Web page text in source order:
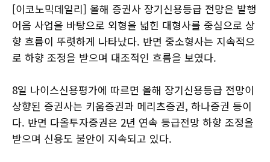
[이코노믹데일리] 올해 증권사 장기신용등급 전망은 발행
어음 사업을 바탕으로 외형을 넓힌 대형사를 중심으로 상
향 흐름이 뚜렷하게 나타났다. 반면 중소형사는 지속적으
로 하향 조정을 받으며 대조적인 흐름을 보였다.
8일 나이스신용평가에 따르면 올해 장기신용등급 전망이
상향된 증권사는 키움증권과 메리츠증권, 하나증권 등이
다. 반면 다올투자증권은 2년 연속 등급전망 하향 조정을
받으며 신용도 불안이 지속되고 있다.